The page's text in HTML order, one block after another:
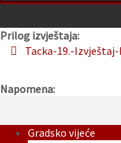
Prilog izvještaja:
Tacka-19.-
Napomena:
Gradsko vijeće